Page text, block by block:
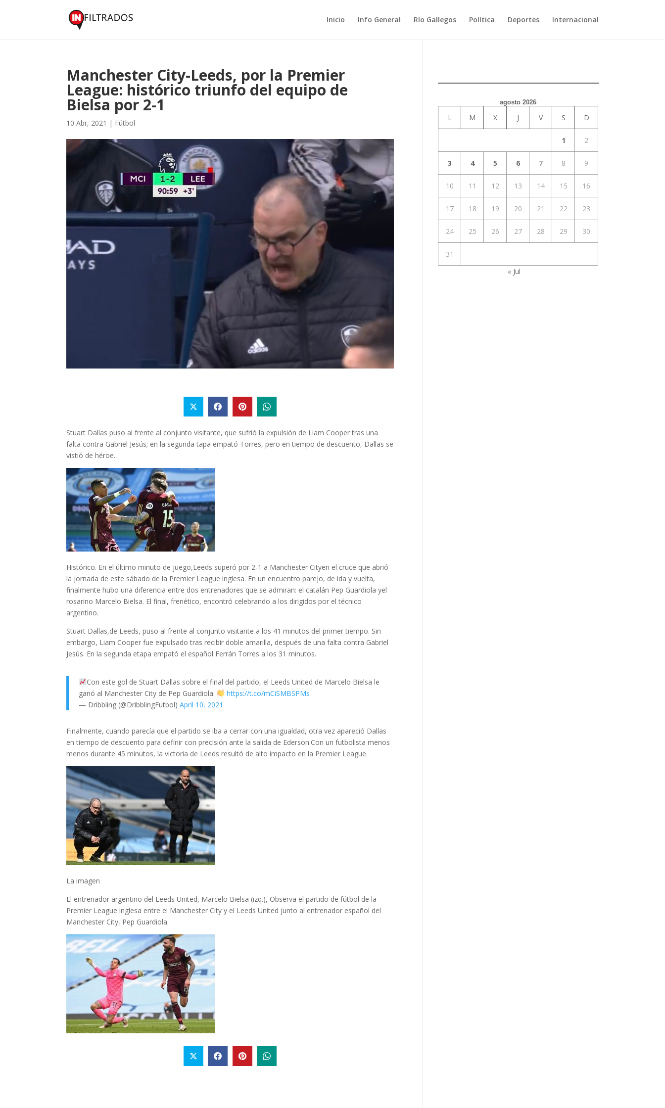
Inicio Info General Río Gallegos Política Deportes Internacional
Manchester City-Leeds, por la Premier
League: histórico triunfo del equipo de
Bielsa por 2-1
10 Abr, 2021 | Fútbol
Stuart Dallas puso al frente al conjunto visitante, que sufrió la expulsión de Liam Cooper tras una
falta contra Gabriel Jesús; en la segunda tapa empató Torres, pero en tiempo de descuento, Dallas se
vistió de héroe.
Histórico. En el último minuto de juego,Leeds superó por 2-1 a Manchester Cityen el cruce que abrió
la jornada de este sábado de la Premier League inglesa. En un encuentro parejo, de ida y vuelta,
finalmente hubo una diferencia entre dos entrenadores que se admiran: el catalán Pep Guardiola yel
rosarino Marcelo Bielsa. El final, frenético, encontró celebrando a los dirigidos por el técnico
argentino.
Stuart Dallas,de Leeds, puso al frente al conjunto visitante a los 41 minutos del primer tiempo. Sin
embargo, Liam Cooperfue expulsado tras recibir doble amarilla, después de una falta contra Gabriel
Jesús. En la segunda etapa empató el español Ferrán Torres a los 31 minutos.
Con este gol de Stuart Dallas sobre el final del partido, el Leeds United de Marcelo Bielsa le
ganó al Manchester City de Pep Guardiola.
https://t.co/mCiSMBSPMs
— Dribbling (@DribblingFutbol)April 10, 2021
Finalmente, cuando parecía que el partido se iba a cerrar con una igualdad, otra vez apareció Dallas
en tiempo de descuento para definir con precisión ante la salida de Ederson.Con un futbolista menos
menos durante 45 minutos, la victoria de Leeds resultó de alto impacto en la Premier League.
La imagen
El entrenador argentino del Leeds United, Marcelo Bielsa (izq.), Observa el partido de fútbol de la
Premier League inglesa entre el Manchester City y el Leeds United junto al entrenador español del
Manchester City, Pep Guardiola.
agosto 2026
L M X J V S D
1 2
3 4 5 6 7 8 9
10 11 12 13 14 15 16
17 18 19 20 21 22 23
24 25 26 27 28 29 30
31
« Jul